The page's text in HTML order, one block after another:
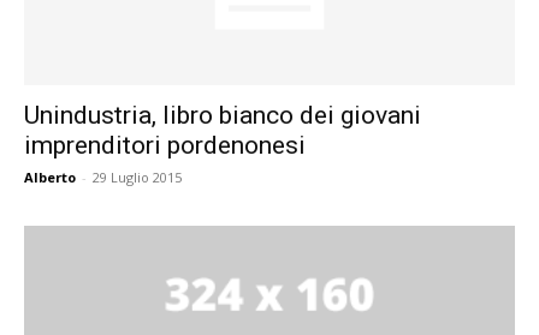
Unindustria, libro bianco dei giovani
imprenditori pordenonesi
Alberto - 29 Luglio 2015